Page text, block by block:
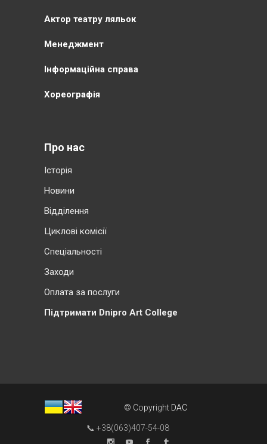
Актор театру ляльок
Менеджмент
Інформаційна справа
Хореографія
Про нас
Історія
Новини
Відділення
Циклові комісії
Cпеціальності
Заходи
Оплата за послуги
Підтримати Dnipro Art College
© Copyright DAC
📞 +38(063)407-54-08